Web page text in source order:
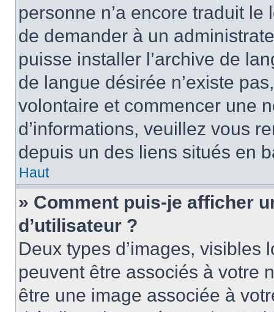
personne n’a encore traduit
de demander à un
puisse installer l’archive de
de langue désirée n’existe
volontaire et commencer une
d’informations, veuillez vous
depuis un des liens situés en
Haut
» Comment puis-je afficher
d’utilisateur ?
Deux types d’images,
peuvent être associés à votre
être une image associée à